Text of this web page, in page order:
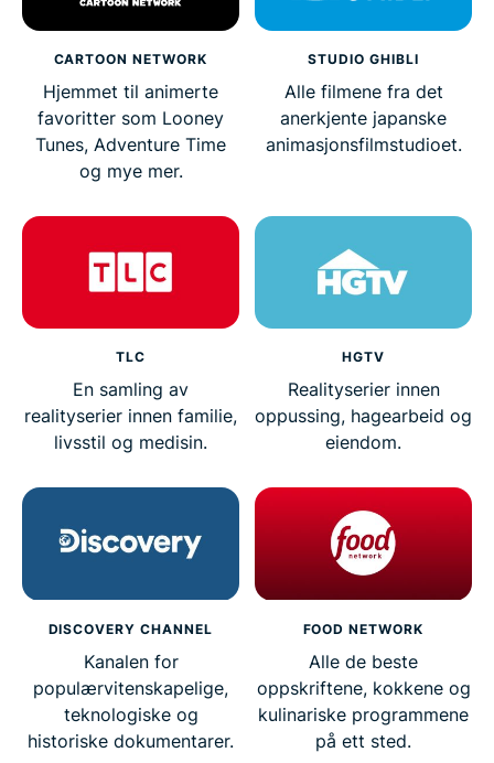
CARTOON NETWORK
Hjemmet til animerte
favoritter som Looney
Tunes, Adventure Time
og mye mer.
STUDIO GHIBLI
Alle filmene fra det
anerkjente japanske
animasjonsfilmstudioet.
TLC
En samling av
realityserier innen familie,
livsstil og medisin.
HGTV
Realityserier innen
oppussing, hagearbeid og
eiendom.
DISCOVERY CHANNEL
Kanalen for
populærvitenskapelige,
teknologiske og
historiske dokumentarer.
FOOD NETWORK
Alle de beste
oppskriftene, kokkene og
kulinariske programmene
på ett sted.